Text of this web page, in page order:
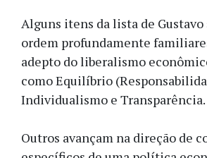
Alguns itens da lista de Gustavo
ordem profundamente
adepto do liberalismo
como Equilíbrio
Individualismo e Transparência.
Outros avançam na direção de